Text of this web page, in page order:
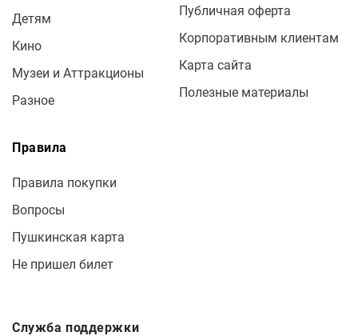
Детям
Кино
Музеи и Аттракционы
Разное
Публичная оферта
Корпоративным клиентам
Карта сайта
Полезные материалы
Правила
Правила покупки
Вопросы
Пушкинская карта
Не пришел билет
Служба поддержки